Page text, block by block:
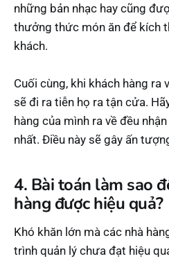
những bản nhạc hay cũng
thưởng thức món ăn để kích
khách.
Cuối cùng, khi khách hàng ra
sẽ đi ra tiễn họ ra tận cửa.
hàng của mình ra về đều
nhất. Điều này sẽ gây ấn
4. Bài toán làm sao
hàng được hiệu quả?
Khó khăn lớn mà các nhà
trình quản lý chưa đạt hiệu